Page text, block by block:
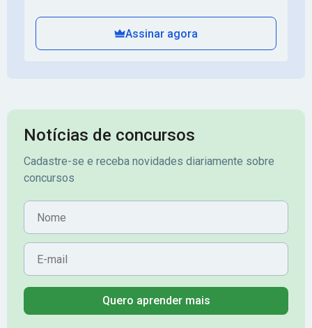
Assinar agora
Notícias de concursos
Cadastre-se e receba novidades diariamente sobre
concursos
Nome
E-mail
Quero aprender mais